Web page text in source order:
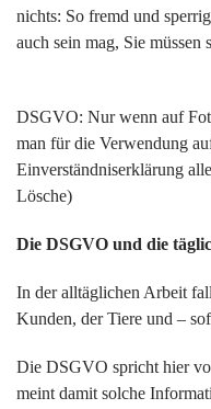
nichts: So fremd und
auch sein mag, Sie müssen
DSGVO: Nur wenn auf
man für die Verwendung
Einverständniserklärung
Lösche)
Die DSGVO und die
In der alltäglichen Arbeit
Kunden, der Tiere und –
Die DSGVO spricht hier
meint damit solche